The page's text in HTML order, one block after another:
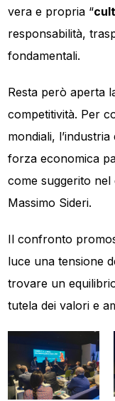
vera e propria “
responsabilità,
fondamentali.
Resta però aperta
competitività. Per
mondiali,
forza economica
come suggerito
Massimo Sideri.
Il confronto
luce una tensione
trovare un
tutela dei valori e